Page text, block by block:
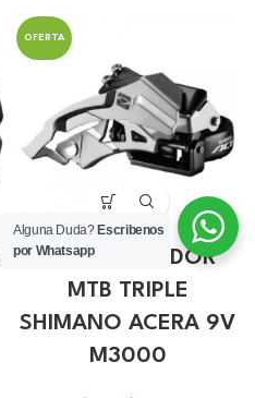
OFERTA
DESCARRILADOR
MTB TRIPLE
SHIMANO ACERA 9V
M3000
Alguna Duda? Escribenos
por Whatsapp